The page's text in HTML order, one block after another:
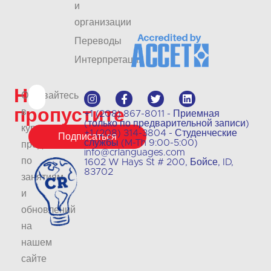
Не
пропустите
Оставайтесь
в
курсе
предложений
по
занятиям
и
обновлений
на
нашем
сайте
Подписаться
+1 (208) 867-8011 - Приемная
(только по предварительной записи)
+1 (208) 314-3804 - Студенческие
службы (M-Th 9:00-5:00)
info@crlanguages.com
1602 W Hays St # 200, Бойсе, ID,
83702
и
организации
Переводы
Интерпретация